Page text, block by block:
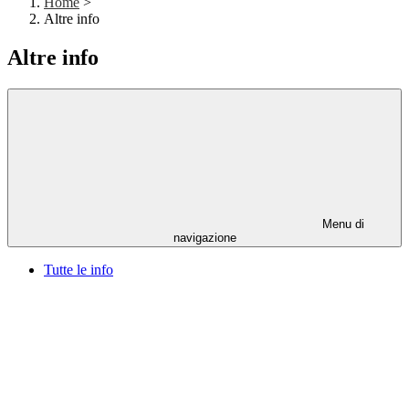
Altre info
Altre info
Menu di
navigazione
Tutte le info